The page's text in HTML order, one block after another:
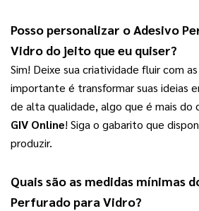
Posso personalizar o Adesivo
Vidro do jeito que eu quiser?
Sim! Deixe sua criatividade fluir com
importante é transformar suas ideias
GIV Online! Siga o gabarito que
produzir.
Quais são as medidas mínimas
Perfurado para Vidro?